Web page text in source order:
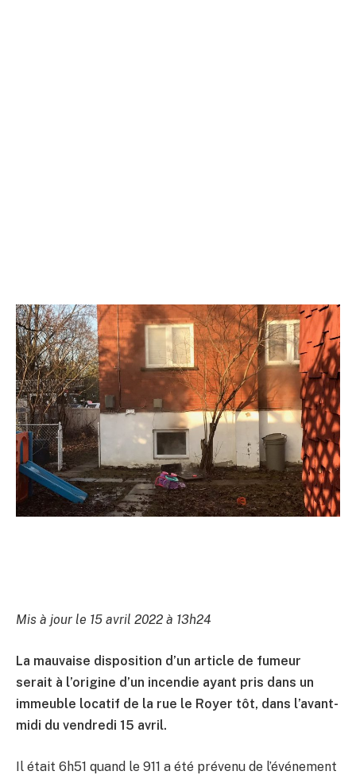
Mis à jour le 15 avril 2022 à 13h24
La mauvaise disposition d’un article de fumeur
serait à l’origine d’un incendie ayant pris dans un
immeuble locatif de la rue le Royer tôt, dans l’avant-
midi du vendredi 15 avril.
Il était 6h51 quand le 911 a été prévenu de l’événement